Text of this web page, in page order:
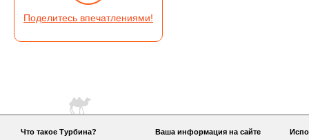
Поделитесь впечатлениями!
Что такое Турбина?
Ваша информация на сайте